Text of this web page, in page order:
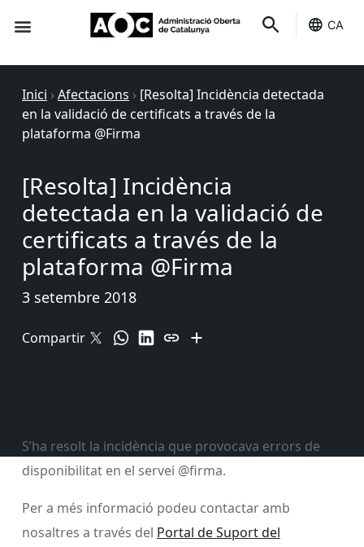
CA
Inici › Afectacions › [Resolta] Incidència detectada
en la validació de certificats a través de la
plataforma @Firma
[Resolta] Incidència
detectada en la validació de
certificats a través de la
plataforma @Firma
3 setembre 2018
Compartir
S’ha resolt la incidència que provocava errors de
disponibilitat en el servei @firma.
Per a més informació podeu contactar amb
nosaltres a través del Portal de Suport del